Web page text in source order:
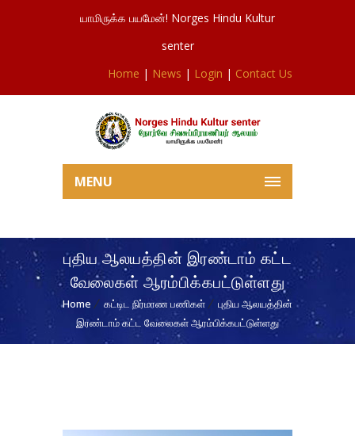
யாமிருக்க பயமேன்! Norges Hindu Kultur
senter
Home | News | Login | Contact Us
MENU
புதிய ஆலயத்தின் இரண்டாம் கட்ட
வேலைகள் ஆரம்பிக்கபட்டுள்ளது
Home கட்டிட நிர்மாண பணிகள்
புதிய ஆலயத்தின்
இரண்டாம் கட்ட வேலைகள் ஆரம்பிக்கபட்டுள்ளது